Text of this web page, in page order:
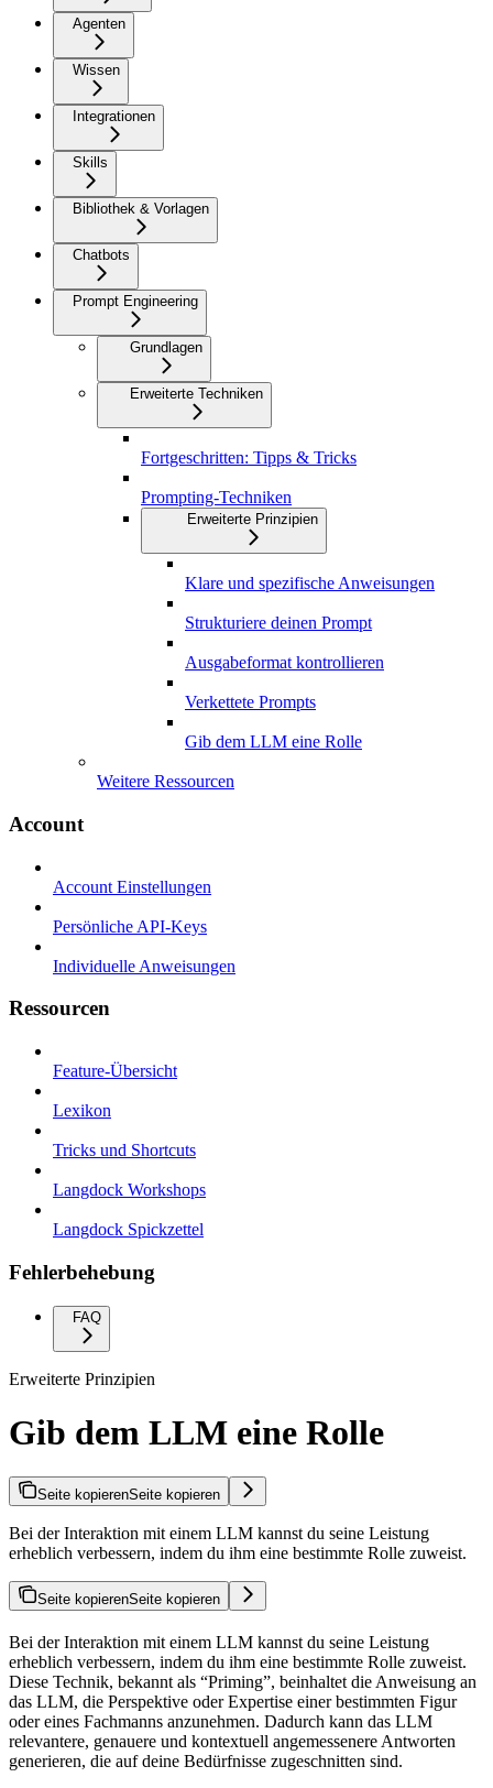
Agenten
Wissen
Integrationen
Skills
Bibliothek & Vorlagen
Chatbots
Prompt Engineering
Grundlagen
Erweiterte Techniken
Fortgeschritten: Tipps & Tricks
Prompting-Techniken
Erweiterte Prinzipien
Klare und spezifische Anweisungen
Strukturiere deinen Prompt
Ausgabeformat kontrollieren
Verkettete Prompts
Gib dem LLM eine Rolle
Weitere Ressourcen
Account
Account Einstellungen
Persönliche API-Keys
Individuelle Anweisungen
Ressourcen
Feature-Übersicht
Lexikon
Tricks und Shortcuts
Langdock Workshops
Langdock Spickzettel
Fehlerbehebung
FAQ
Erweiterte Prinzipien
Gib dem LLM eine Rolle
Seite kopierenSeite kopieren
Bei der Interaktion mit einem LLM kannst du seine Leistung
erheblich verbessern, indem du ihm eine bestimmte Rolle zuweist.
Seite kopierenSeite kopieren
Bei der Interaktion mit einem LLM kannst du seine Leistung
erheblich verbessern, indem du ihm eine bestimmte Rolle zuweist.
Diese Technik, bekannt als “Priming”, beinhaltet die Anweisung an
das LLM, die Perspektive oder Expertise einer bestimmten Figur
oder eines Fachmanns anzunehmen. Dadurch kann das LLM
relevantere, genauere und kontextuell angemessenere Antworten
generieren, die auf deine Bedürfnisse zugeschnitten sind.